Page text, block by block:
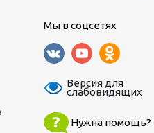
Мы в соцсетях
Версия для
слабовидящих
Нужна помощь?